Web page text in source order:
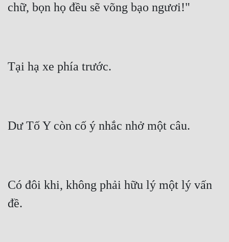
chữ, bọn họ đều sẽ võng bạo ngươi!"
Tại hạ xe phía trước.
Dư Tố Y còn cố ý nhắc nhở một câu.
Có đôi khi, không phải hữu lý một lý vấn
đề.